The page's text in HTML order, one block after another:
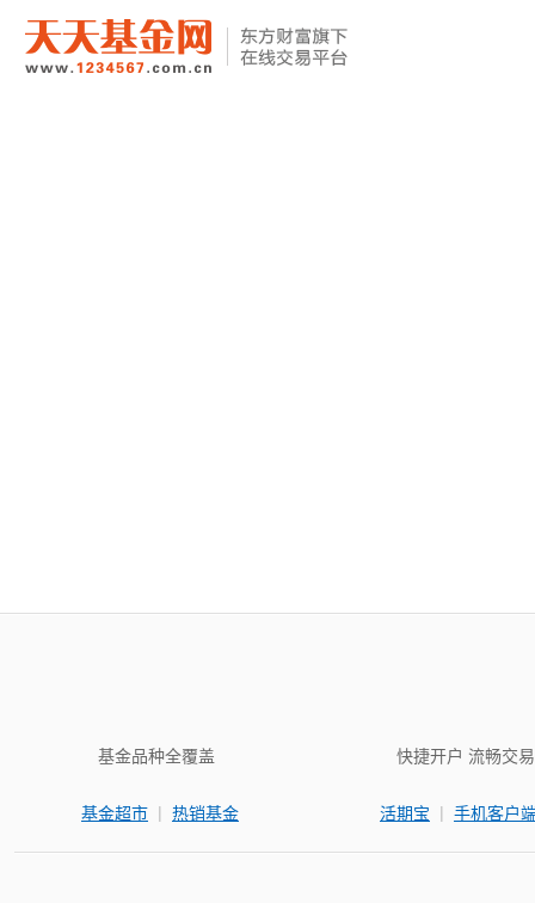
基金品种全覆盖
基金超市 | 热销基金
快捷开户 流畅交易
活期宝 | 手机客户